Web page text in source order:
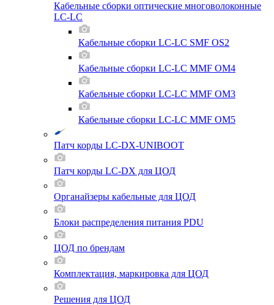
Кабельные сборки оптические многоволоконные
LC-LC
Кабельные сборки LC-LC SMF OS2
Кабельные сборки LC-LC MMF OM4
Кабельные сборки LC-LC MMF OM3
Кабельные сборки LC-LC MMF OM5
Патч корды LC-DX-UNIBOOT
Патч корды LC-DX для ЦОД
Органайзеры кабельные для ЦОД
Блоки распределения питания PDU
ЦОД по брендам
Комплектация, маркировка для ЦОД
Решения для ЦОД